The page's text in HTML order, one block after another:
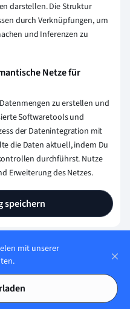
darstellen. Die Struktur
durch Verknüpfungen, um
und Inferenzen zu
Netze für
zu erstellen und
Softwaretools und
der Datenintegration mit
die Daten aktuell, indem Du
durchführst. Nutze
Erweiterung des Netzes.
speichern
unser Content
ist?
Lernplattform geschaffen,
mit unserer